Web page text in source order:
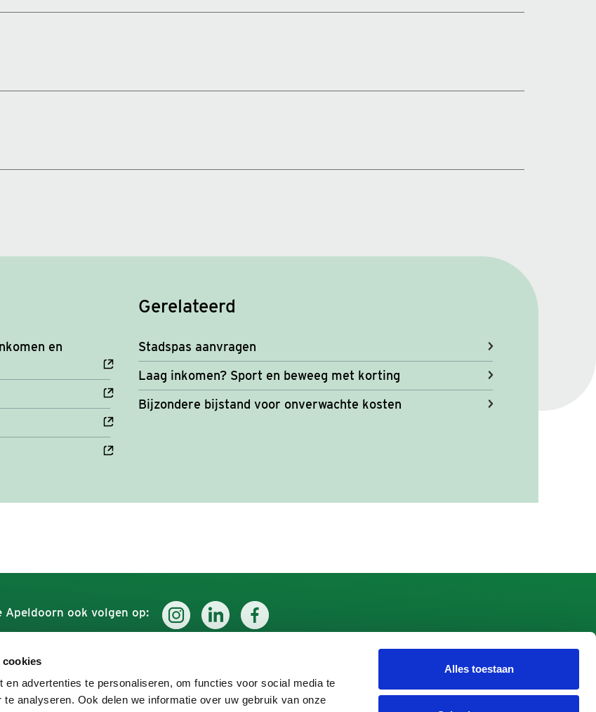
cookies
en advertenties te personaliseren, om functies voor social media te
analyseren. Ook delen we informatie over uw gebruik van onze
Alles toestaan
en
Gerelateerd
Stadspas aanvragen
Laag inkomen? Sport en beweeg met korting
Bijzondere bijstand voor onverwachte kosten
Apeldoorn ook volgen op:
voor Apeldoorn Ontdek Apeldoorn
Uit in Apeldoorn